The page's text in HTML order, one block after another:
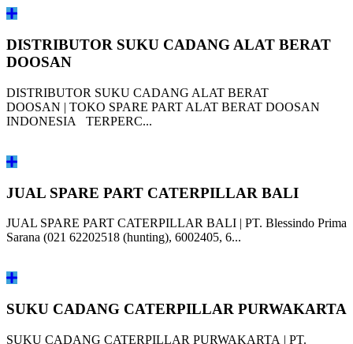
DISTRIBUTOR SUKU CADANG ALAT BERAT
DOOSAN
DISTRIBUTOR SUKU CADANG ALAT BERAT
DOOSAN | TOKO SPARE PART ALAT BERAT DOOSAN
INDONESIA TERPERC...
JUAL SPARE PART CATERPILLAR BALI
JUAL SPARE PART CATERPILLAR BALI | PT. Blessindo Prima
Sarana (021 62202518 (hunting), 6002405, 6...
SUKU CADANG CATERPILLAR PURWAKARTA
SUKU CADANG CATERPILLAR PURWAKARTA | PT.